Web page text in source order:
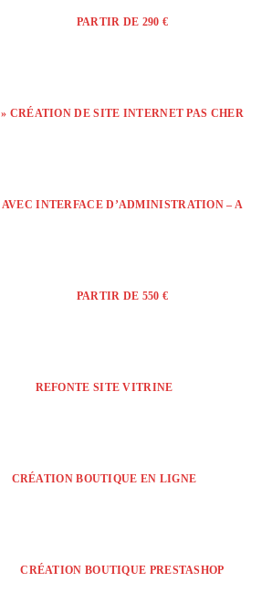
PARTIR DE 290 €
» CRÉATION DE SITE INTERNET PAS CHER
AVEC INTERFACE D’ADMINISTRATION – A
PARTIR DE 550 €
REFONTE SITE VITRINE
CRÉATION BOUTIQUE EN LIGNE
CRÉATION BOUTIQUE PRESTASHOP